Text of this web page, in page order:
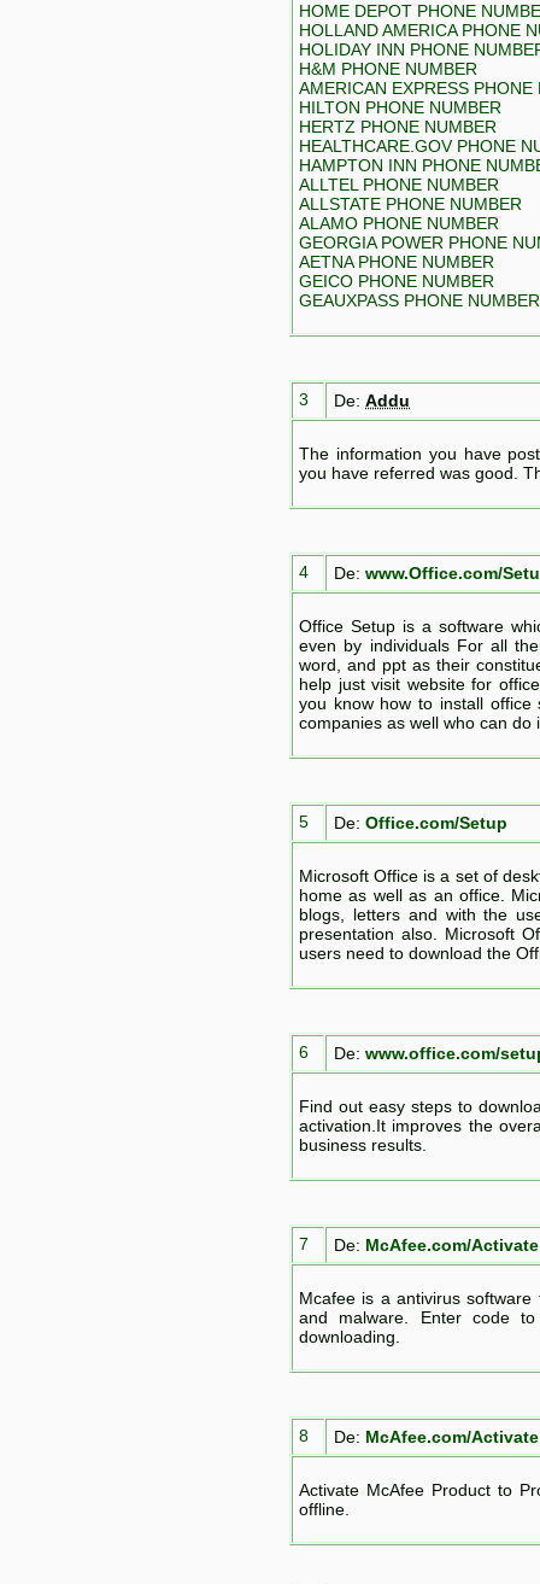
HOME DEPOT PHONE
HOLLAND AMERICA PHONE
HOLIDAY INN PHONE
H&M PHONE NUMBER
AMERICAN EXPRESS PHONE
HILTON PHONE NUMBER
HERTZ PHONE NUMBER
HEALTHCARE.GOV PHONE
HAMPTON INN PHONE
ALLTEL PHONE NUMBER
ALLSTATE PHONE NUMBER
ALAMO PHONE NUMBER
GEORGIA POWER PHONE
AETNA PHONE NUMBER
GEICO PHONE NUMBER
GEAUXPASS PHONE NUMBER
3 De: Addu
The information you have
you have referred was good.
4 De: www.Office.com/
Office Setup is a software
even by individuals For all
word, and ppt as their
help just visit website for
you know how to install
companies as well who can do
5 De: Office.com/Setup
Microsoft Office is a set of
home as well as an office.
blogs, letters and with the
presentation also. Microsoft
users need to download the
6 De: www.office.com/
Find out easy steps to
activation.It improves the
business results.
7 De: McAfee.com/Activate
Mcafee is a antivirus
and malware. Enter code
downloading.
8 De: McAfee.com/Activate
Activate McAfee Product to
offline.